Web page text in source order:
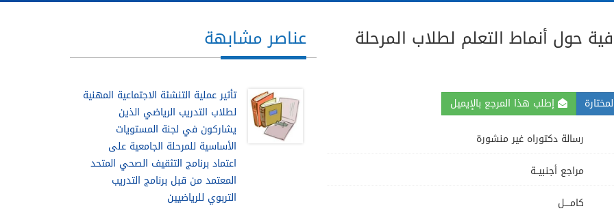
حول أنماط التعلم لطلاب المرحلة
إطلب هذا المرجع بالإيميل
رسالة دكتوراه غير منشورة
مراجع أجنبيــة
كامــــل
عناصر مشابهة
تأثير عملية التنشئة الاجتماعية المهنية
لطلاب التدريب الرياضي الذين
يشاركون في لجنة المستويات
الأساسية للمرحلة الجامعية على
اعتماد برنامج التثقيف الصحي المتحد
المعتمد من قبل برنامج التدريب
التربوي للرياضيين